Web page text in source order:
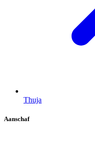
Thuja
Aanschaf